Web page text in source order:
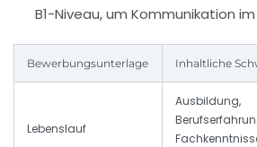
B1-Niveau, um Kommunikation
Bewerbungsunterlage Inhaltliche
Lebenslauf
Ausbildung,